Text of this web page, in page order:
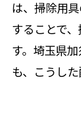
は、掃除用
することで
す。埼玉県
も、こうし